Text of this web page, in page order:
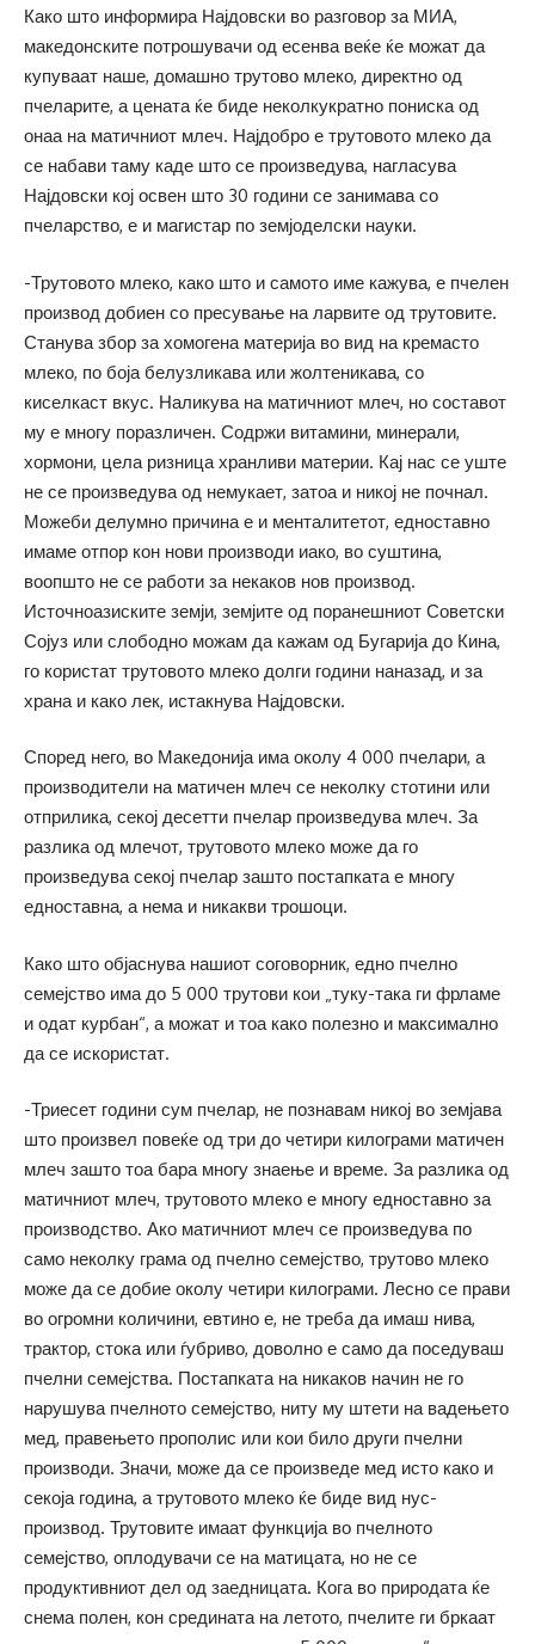
Како што информира Најдовски во разговор за МИА,
македонските потрошувачи од есенва веќе ќе можат да
купуваат наше, домашно трутово млеко, директно од
пчеларите, а цената ќе биде неколкукратно пониска од
онаа на матичниот млеч. Најдобро е трутовото млеко да
се набави таму каде што се произведува, нагласува
Најдовски кој освен што 30 години се занимава со
пчеларство, е и магистар по земјоделски науки.
-Трутовото млеко, како што и самото име кажува, е пчелен
производ добиен со пресување на ларвите од трутовите.
Станува збор за хомогена материја во вид на кремасто
млеко, по боја белузликава или жолтеникава, со
киселкаст вкус. Наликува на матичниот млеч, но составот
му е многу поразличен. Содржи витамини, минерали,
хормони, цела ризница хранливи материи. Кај нас се уште
не се произведува од немукает, затоа и никој не почнал.
Можеби делумно причина е и менталитетот, едноставно
имаме отпор кон нови производи иако, во суштина,
воопшто не се работи за некаков нов производ.
Источноазиските земји, земјите од поранешниот Советски
Сојуз или слободно можам да кажам од Бугарија до Кина,
го користат трутовото млеко долги години наназад, и за
храна и како лек, истакнува Најдовски.
Според него, во Македонија има околу 4 000 пчелари, а
производители на матичен млеч се неколку стотини или
отприлика, секој десетти пчелар произведува млеч. За
разлика од млечот, трутовото млеко може да го
произведува секој пчелар зашто постапката е многу
едноставна, а нема и никакви трошоци.
Како што објаснува нашиот соговорник, едно пчелно
семејство има до 5 000 трутови кои „туку-така ги фрламе
и одат курбан“, а можат и тоа како полезно и максимално
да се искористат.
-Триесет години сум пчелар, не познавам никој во земјава
што произвел повеќе од три до четири килограми матичен
млеч зашто тоа бара многу знаење и време. За разлика од
матичниот млеч, трутовото млеко е многу едноставно за
производство. Ако матичниот млеч се произведува по
само неколку грама од пчелно семејство, трутово млеко
може да се добие околу четири килограми. Лесно се прави
во огромни количини, евтино е, не треба да имаш нива,
трактор, стока или ѓубриво, доволно е само да поседуваш
пчелни семејства. Постапката на никаков начин не го
нарушува пчелното семејство, ниту му штети на вадењето
мед, правењето прополис или кои било други пчелни
производи. Значи, може да се произведе мед исто како и
секоја година, а трутовото млеко ќе биде вид нус-
производ. Трутовите имаат функција во пчелното
семејство, оплодувачи се на матицата, но не се
продуктивниот дел од заедницата. Кога во природата ќе
снема полен, кон средината на летото, пчелите ги бркаат